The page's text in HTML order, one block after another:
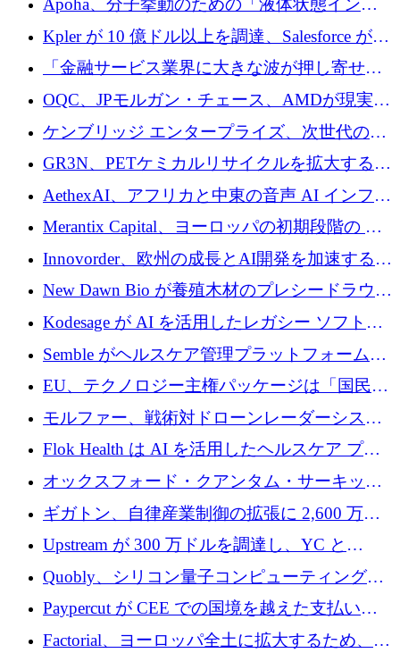
の資本シフトを呼びかけ
Apoha、分子挙動のための「液体状態インテ
リジェンス」を構築するために3,600万ドルを
かけてステルス状態から出現
Kpler が 10 億ドル以上を調達、Salesforce が
Contentful を買収、Built in Europe キャンペー
ンを開始
「金融サービス業界に大きな波が押し寄せて
いる」と「欧州初のAIネイティブ銀行」のボ
スが語る
OQC、JPモルガン・チェース、AMDが現実世
界のフィンテック・アプリケーションを探索
するためにQuantum-AIデータセンターを立ち
上げ
ケンブリッジ エンタープライズ、次世代のデ
ィープテック創設者向けにロンドンの出発点
を構築
GR3N、PETケミカルリサイクルを拡大するた
めにシリーズBで1,550万ユーロを調達
AethexAI、アフリカと中東の音声 AI インフラ
ストラクチャを構築するために 300 万ドルを
Merantix Capital、ヨーロッパの初期段階の AI
スタートアップ向けに 1 億 300 万ユーロのフ
ァンドを立ち上げる
Innovorder、欧州の成長とAI開発を加速するた
めに2,000万ユーロを確保
New Dawn Bio が養殖木材のプレシードラウン
ドで 210 万ユーロを調達
Kodesage が AI を活用したレガシー ソフトウ
ェアの最新化のために 660 万ドルを調達
Semble がヘルスケア管理プラットフォームを
拡大するためにシリーズ C で 3,000 万ポンド
を調達
EU、テクノロジー主権パッケージは「国民の
保護」に関するものだと発言
モルファー、戦術対ドローンレーダーシステ
ムを最前線に近づけるために150万ユーロを調
Flok Health は AI を活用したヘルスケア プラ
ットフォームの成長に 1,250 万ドルを投資
オックスフォード・クアンタム・サーキット
が「成人向け」2億6,000万ポンドの資金調達
ラウンドを獲得
ギガトン、自律産業制御の拡張に 2,600 万ド
ルを調達
Upstream が 300 万ドルを調達し、YC と
Xavier Niel が支援する共同 AI 受信箱を立ち上
げる
Quobly、シリコン量子コンピューティングの
商用化のためにシリーズ A で 1 億 1,500 万ユ
ーロを調達
Paypercut が CEE での国境を越えた支払いを
拡大するために 500 万ユーロを確保
Factorial、ヨーロッパ全土に拡大するため、25